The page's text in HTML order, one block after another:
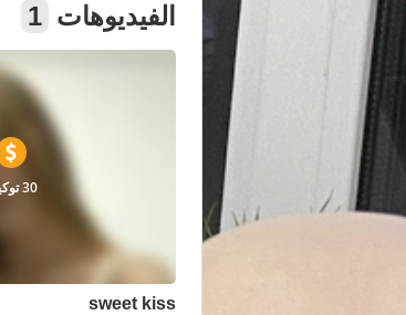
الفيديوهات 1
30 توكينز
sweet kiss